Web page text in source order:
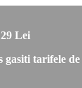
Lei
gasiti tarifele